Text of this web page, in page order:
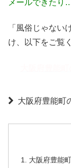
メールできたり
「風俗じゃない
け、以下をご覧
大阪府豊能町
大阪府豊能